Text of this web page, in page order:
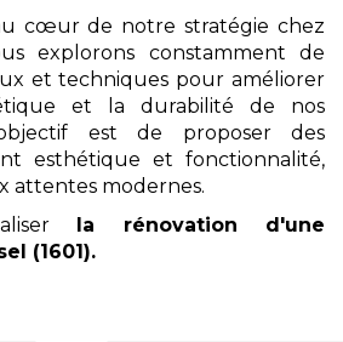
cœur de notre stratégie chez
explorons constamment de
et techniques pour améliorer
et la durabilité de nos
est de proposer des
esthétique et fonctionnalité,
attentes modernes.
la rénovation d'une
(1601).